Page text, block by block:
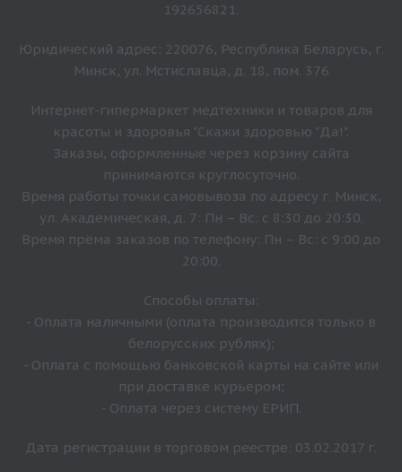
192656821.
Юридический адрес: 220076, Республика Беларусь, г.
Минск, ул. Мстиславца, д. 18, пом. 376
Интернет-гипермаркет медтехники и товаров для
красоты и здоровья "Скажи здоровью "Да!".
Заказы, оформленные через корзину сайта
принимаются круглосуточно.
Время работы точки самовывоза по адресу г. Минск,
ул. Академическая, д. 7: Пн – Вс: с 8:30 до 20:30.
Время прёма заказов по телефону: Пн – Вс: с 9:00 до
20:00.
Способы оплаты:
- Оплата наличными (оплата производится только в
белорусских рублях);
- Оплата с помощью банковской карты на сайте или
при доставке курьером;
- Оплата через систему ЕРИП.
Дата регистрации в торговом реестре: 03.02.2017 г.